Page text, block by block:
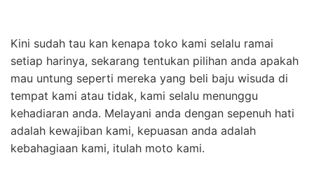
Kini sudah tau kan kenapa toko kami selalu ramai
setiap harinya, sekarang tentukan pilihan anda apakah
mau untung seperti mereka yang beli baju wisuda di
tempat kami atau tidak, kami selalu menunggu
kehadiaran anda. Melayani anda dengan sepenuh hati
adalah kewajiban kami, kepuasan anda adalah
kebahagiaan kami, itulah moto kami.